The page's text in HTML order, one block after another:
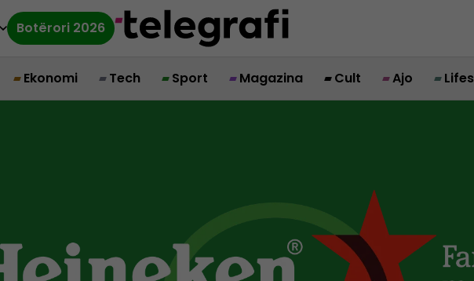
Botërori 2026
Ekonomi Tech Sport Magazina Cult Ajo